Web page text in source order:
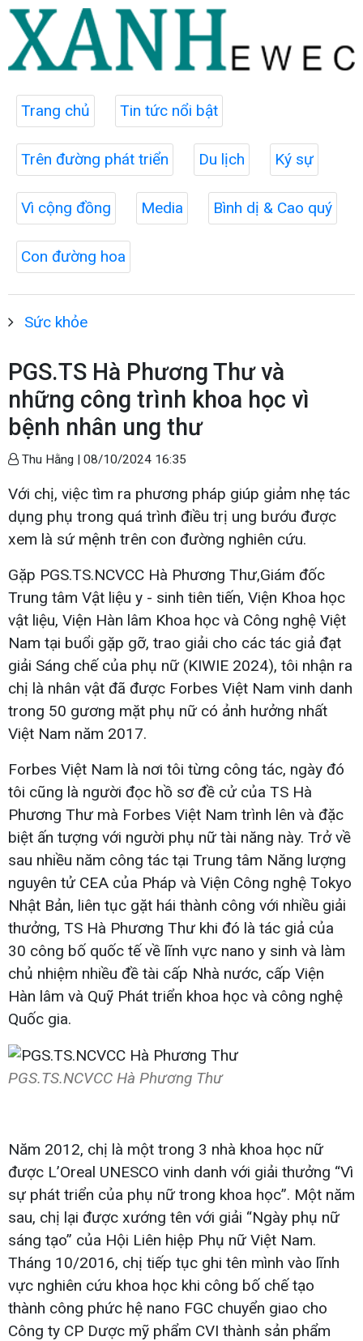
Trang chủ Tin tức nổi bật
Trên đường phát triển Du lịch Ký sự
Vì cộng đồng Media Bình dị & Cao quý
Con đường hoa
Sức khỏe
PGS.TS Hà Phương Thư và
những công trình khoa học vì
bệnh nhân ung thư
Thu Hằng | 08/10/2024 16:35
Với chị, việc tìm ra phương pháp giúp giảm nhẹ tác
dụng phụ trong quá trình điều trị ung bướu được
xem là sứ mệnh trên con đường nghiên cứu.
Gặp PGS.TS.NCVCC Hà Phương Thư,Giám đốc
Trung tâm Vật liệu y - sinh tiên tiến, Viện Khoa học
vật liệu, Viện Hàn lâm Khoa học và Công nghệ Việt
Nam tại buổi gặp gỡ, trao giải cho các tác giả đạt
giải Sáng chế của phụ nữ (KIWIE 2024), tôi nhận ra
chị là nhân vật đã được Forbes Việt Nam vinh danh
trong 50 gương mặt phụ nữ có ảnh hưởng nhất
Việt Nam năm 2017.
Forbes Việt Nam là nơi tôi từng công tác, ngày đó
tôi cũng là người đọc hồ sơ đề cử của TS Hà
Phương Thư mà Forbes Việt Nam trình lên và đặc
biệt ấn tượng với người phụ nữ tài năng này. Trở về
sau nhiều năm công tác tại Trung tâm Năng lượng
nguyên tử CEA của Pháp và Viện Công nghệ Tokyo
Nhật Bản, liên tục gặt hái thành công với nhiều giải
thưởng, TS Hà Phương Thư khi đó là tác giả của
30 công bố quốc tế về lĩnh vực nano y sinh và làm
chủ nhiệm nhiều đề tài cấp Nhà nước, cấp Viện
Hàn lâm và Quỹ Phát triển khoa học và công nghệ
Quốc gia.
PGS.TS.NCVCC Hà Phương Thư
Năm 2012, chị là một trong 3 nhà khoa học nữ
được L’Oreal UNESCO vinh danh với giải thưởng “Vì
sự phát triển của phụ nữ trong khoa học”. Một năm
sau, chị lại được xướng tên với giải “Ngày phụ nữ
sáng tạo” của Hội Liên hiệp Phụ nữ Việt Nam.
Tháng 10/2016, chị tiếp tục ghi tên mình vào lĩnh
vực nghiên cứu khoa học khi công bố chế tạo
thành công phức hệ nano FGC chuyển giao cho
Công ty CP Dược mỹ phẩm CVI thành sản phẩm